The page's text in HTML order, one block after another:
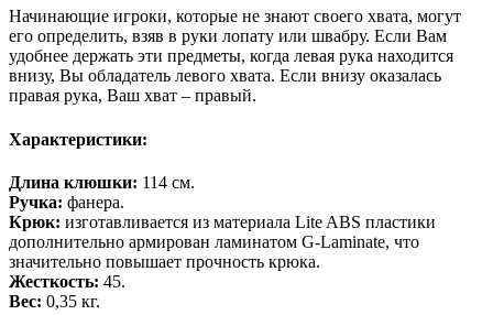
Начинающие игроки, которые не знают своего хвата, могут
его определить, взяв в руки лопату или швабру. Если Вам
удобнее держать эти предметы, когда левая рука находится
внизу, Вы обладатель левого хвата. Если внизу оказалась
правая рука, Ваш хват – правый.
Характеристики:
Длина клюшки: 114 см.
Ручка: фанера.
Крюк: изготавливается из материала Lite ABS пластики
дополнительно армирован ламинатом G-Laminate, что
значительно повышает прочность крюка.
Жесткость: 45.
Вес: 0,35 кг.